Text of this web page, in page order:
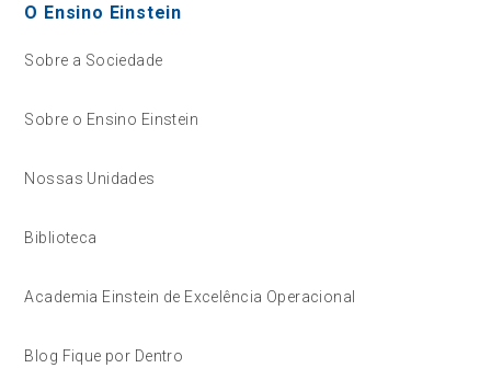
O Ensino Einstein
Sobre a Sociedade
Sobre o Ensino Einstein
Nossas Unidades
Biblioteca
Academia Einstein de Excelência Operacional
Blog Fique por Dentro